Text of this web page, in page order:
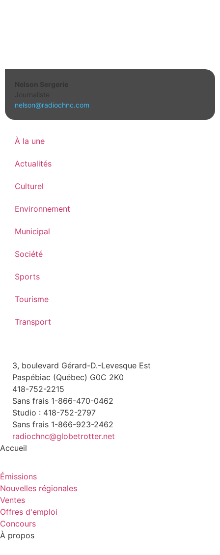
Nelson Sergerie
Journaliste
nelson@radiochnc.com
À la une
Actualités
Culturel
Environnement
Municipal
Société
Sports
Tourisme
Transport
3, boulevard Gérard-D.-Levesque Est
Paspébiac (Québec) G0C 2K0
418-752-2215
Sans frais 1-866-470-0462
Studio : 418-752-2797
Sans frais 1-866-923-2462
radiochnc@globetrotter.net
Accueil
Émissions
Nouvelles régionales
Ventes
Offres d'emploi
Concours
À propos